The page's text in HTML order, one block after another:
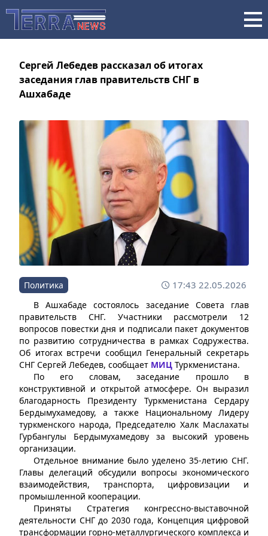
Сергей Лебедев рассказал об итогах
заседания глав правительств СНГ в
Ашхабаде
Политика 17:43 22.05.2026
В Ашхабаде состоялось заседание Совета глав
правительств СНГ. Участники рассмотрели 12
вопросов повестки дня и подписали пакет документов
по развитию сотрудничества в рамках Содружества.
Об итогах встречи сообщил Генеральный секретарь
СНГ Сергей Лебедев, сообщает МИЦ Туркменистана.
По его словам, заседание прошло в
конструктивной и открытой атмосфере. Он выразил
благодарность Президенту Туркменистана Сердару
Бердымухамедову, а также Национальному Лидеру
туркменского народа, Председателю Халк Маслахаты
Гурбангулы Бердымухамедову за высокий уровень
организации.
Отдельное внимание было уделено 35-летию СНГ.
Главы делегаций обсудили вопросы экономического
взаимодействия, транспорта, цифровизации и
промышленной кооперации.
Приняты Стратегия конгрессно-выставочной
деятельности СНГ до 2030 года, Концепция цифровой
трансформации горно-металлургического комплекса и